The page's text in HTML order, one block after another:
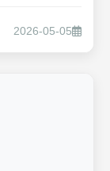
2026-05-05